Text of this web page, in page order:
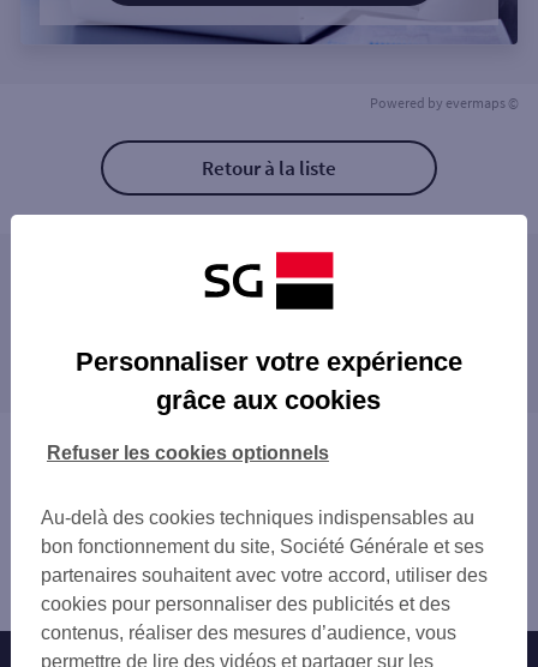
Powered by evermaps ©
Retour à la liste
Les agences SG PRO à proximité
VEAUCHE
RIVE DE GIER
L'ETRAT
ANDREZIEUX BOUTHEON
SAINT CHAMOND
SAINT ETIENNE TERRASSE
FEURS
SAINT JUST SAINT RAMBERT
proximité
RIVE-DE-GIER
ANDRÉZIEUX-BOUTHÉON
Vous êtes ici : Accueil
Saint Symphorien sur Coise
Agence SAINT SYMPHORIEN COISE
Personnaliser votre expérience
grâce aux cookies
Au-delà des cookies techniques indispensables au
bon fonctionnement du site, Société Générale et ses
partenaires souhaitent avec votre accord, utiliser des
cookies pour personnaliser des publicités et des
contenus, réaliser des mesures d’audience, vous
permettre de lire des vidéos et partager sur les
Refuser les cookies optionnels